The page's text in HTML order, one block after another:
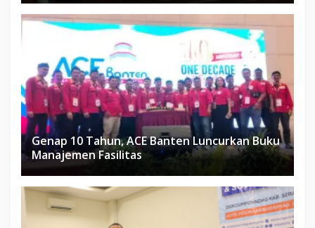
Genap 10 Tahun, ACE Banten Luncurkan Buku
Manajemen Fasilitas